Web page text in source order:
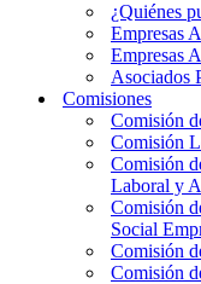
¿Quiénes
Empresas
Empresas
Asociados
Comisiones
Comisión
Comisión
Comisión
Laboral y
Comisión
Social
Comisión
Comisión